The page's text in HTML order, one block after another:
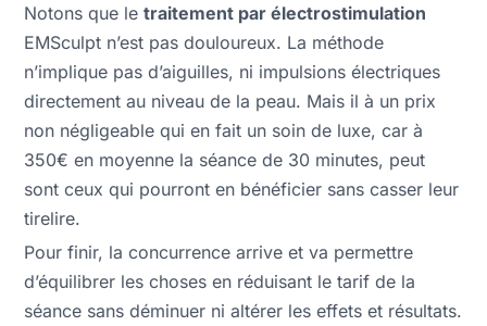
Notons que letraitement par électrostimulation
EMSculpt n’est pas douloureux. La méthode
n’implique pas d’aiguilles, ni impulsions électriques
directement au niveau de la peau. Mais il à un prix
non négligeable qui en fait un soin de luxe, car à
350€ en moyenne la séance de 30 minutes, peut
sont ceux qui pourront en bénéficier sans casser leur
tirelire.
Pour finir, la concurrence arrive et va permettre
d’équilibrer les choses en réduisant le tarif de la
séance sans déminuer ni altérer les effets et résultats.